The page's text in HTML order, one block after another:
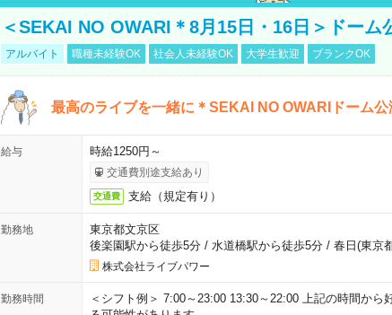
＜SEKAI NO OWARI＊8月15日・16日＞ドーム
アルバイト 職種未経験OK 社会人未経験OK 大学生歓迎 ブランクOK
最高のライブを一緒に＊SEKAI NO OWARIドーム
給与 時給1250円～
交通費別途支給あり
交通費 支給（規定有り）
勤務地
東京都文京区
後楽園駅から徒歩5分/ 水道橋駅から徒歩5分/ 春日(東京
株式会社ライブパワー
勤務時間
＜シフト例＞ 7:00～23:00 13:30～22:00 上記の時間か